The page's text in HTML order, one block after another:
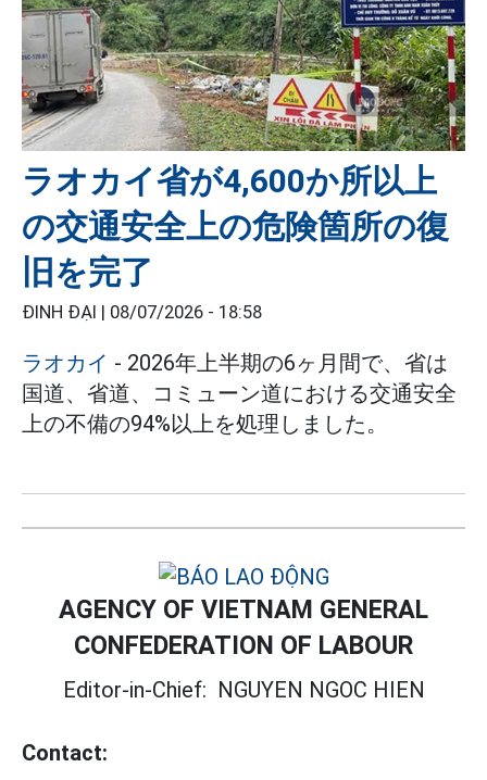
ラオカイ省が4,600か所以上
の交通安全上の危険箇所の復
旧を完了
ĐINH ĐẠI | 08/07/2026 - 18:58
ラオカイ - 2026年上半期の6ヶ月間で、省は
国道、省道、コミューン道における交通安全
上の不備の94%以上を処理しました。
AGENCY OF VIETNAM GENERAL
CONFEDERATION OF LABOUR
Editor-in-Chief: NGUYEN NGOC HIEN
Contact: